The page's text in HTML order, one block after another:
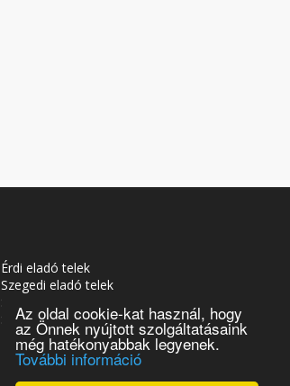
Az oldal cookie-kat használ, hogy
az Önnek nyújtott szolgáltatásaink
még hatékonyabbak legyenek.
További információ
Érdi eladó telek
Szegedi eladó telek
Soproni eladó telek
Siófoki eladó telek
Tatabányai eladó telek